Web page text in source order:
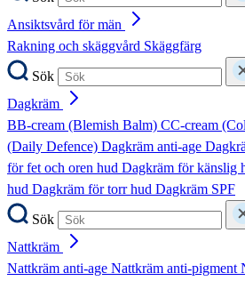
Ansiktsvård för män
Rakning och skäggvård Skäggfärg
Sök
Dagkräm
BB-cream (Blemish Balm) CC-cream
(Daily Defence) Dagkräm anti-age
för fet och oren hud Dagkräm för känslig
hud Dagkräm för torr hud Dagkräm SPF
Sök
Nattkräm
Nattkräm anti-age Nattkräm anti-pigment